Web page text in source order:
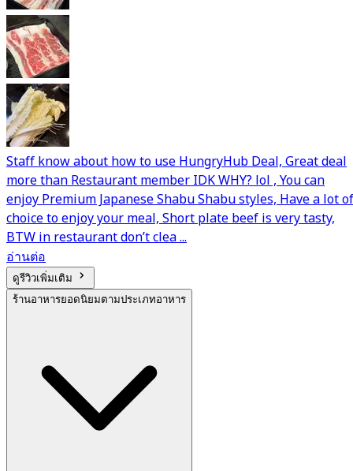
Staff know about how to use HungryHub Deal, Great deal
more than Restaurant member IDK WHY? lol , You can
enjoy Premium Japanese Shabu Shabu styles, Have a lot of
choice to enjoy your meal, Short plate beef is very tasty,
BTW in restaurant don’t clea ...
อ่านต่อ
ดูรีวิวเพิ่มเติม
ร้านอาหารยอดนิยมตามประเภทอาหาร